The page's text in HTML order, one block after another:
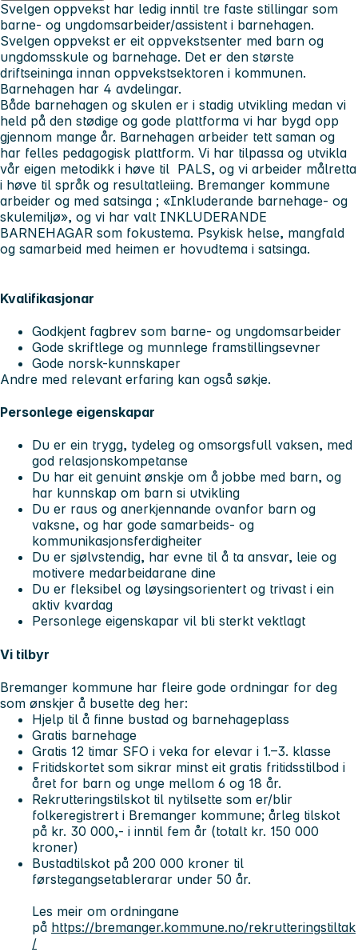
Svelgen oppvekst har ledig inntil tre faste stillingar som
barne- og ungdomsarbeider/assistent i barnehagen.
Svelgen oppvekst er eit oppvekstsenter med barn og
ungdomsskule og barnehage. Det er den største
driftseininga innan oppvekstsektoren i kommunen.
Barnehagen har 4 avdelingar.
Både barnehagen og skulen er i stadig utvikling medan vi
held på den stødige og gode plattforma vi har bygd opp
gjennom mange år. Barnehagen arbeider tett saman og
har felles pedagogisk plattform. Vi har tilpassa og utvikla
vår eigen metodikk i høve til PALS, og vi arbeider målretta
i høve til språk og resultatleiing. Bremanger kommune
arbeider og med satsinga ; «Inkluderande barnehage- og
skulemiljø», og vi har valt INKLUDERANDE
BARNEHAGAR som fokustema. Psykisk helse, mangfald
og samarbeid med heimen er hovudtema i satsinga.
Kvalifikasjonar
Godkjent fagbrev som barne- og ungdomsarbeider
Gode skriftlege og munnlege framstillingsevner
Gode norsk-kunnskaper
Andre med relevant erfaring kan også søkje.
Personlege eigenskapar
Du er ein trygg, tydeleg og omsorgsfull vaksen, med
god relasjonskompetanse
Du har eit genuint ønskje om å jobbe med barn, og
har kunnskap om barn si utvikling
Du er raus og anerkjennande ovanfor barn og
vaksne, og har gode samarbeids- og
kommunikasjonsferdigheiter
Du er sjølvstendig, har evne til å ta ansvar, leie og
motivere medarbeidarane dine
Du er fleksibel og løysingsorientert og trivast i ein
aktiv kvardag
Personlege eigenskapar vil bli sterkt vektlagt
Vi tilbyr
Bremanger kommune har fleire gode ordningar for deg
som ønskjer å busette deg her:
Hjelp til å finne bustad og barnehageplass
Gratis barnehage
Gratis 12 timar SFO i veka for elevar i 1.–3. klasse
Fritidskortet som sikrar minst eit gratis fritidsstilbod i
året for barn og unge mellom 6 og 18 år.
Rekrutteringstilskot til nytilsette som er/blir
folkeregistrert i Bremanger kommune; årleg tilskot
på kr. 30 000,- i inntil fem år (totalt kr. 150 000
kroner)
Bustadtilskot på 200 000 kroner til
førstegangsetablerarar under 50 år.
Les meir om ordningane
på https://bremanger.kommune.no/rekrutteringstiltak
/